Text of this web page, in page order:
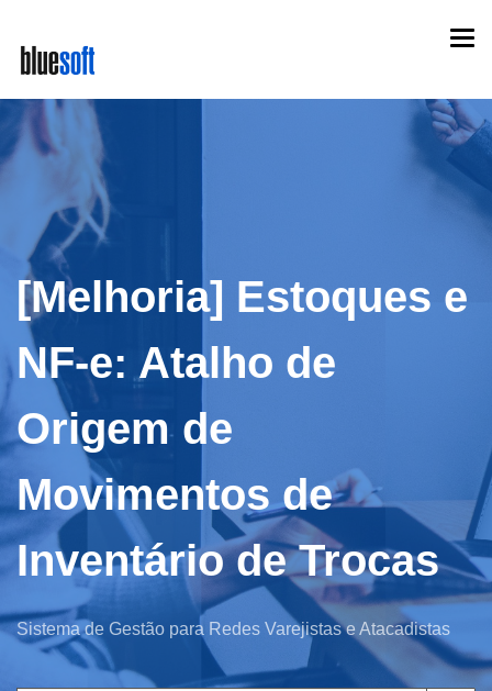
main
content
[Melhoria] Estoques e
NF-e: Atalho de
Origem de
Movimentos de
Inventário de Trocas
Sistema de Gestão para Redes Varejistas e Atacadistas